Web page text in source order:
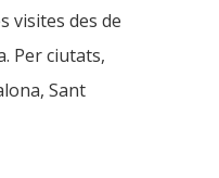
visites des de
Per ciutats,
Sant